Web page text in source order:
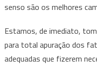
senso são os melhores
Estamos, de imediato,
para total apuração dos
adequadas que fizerem